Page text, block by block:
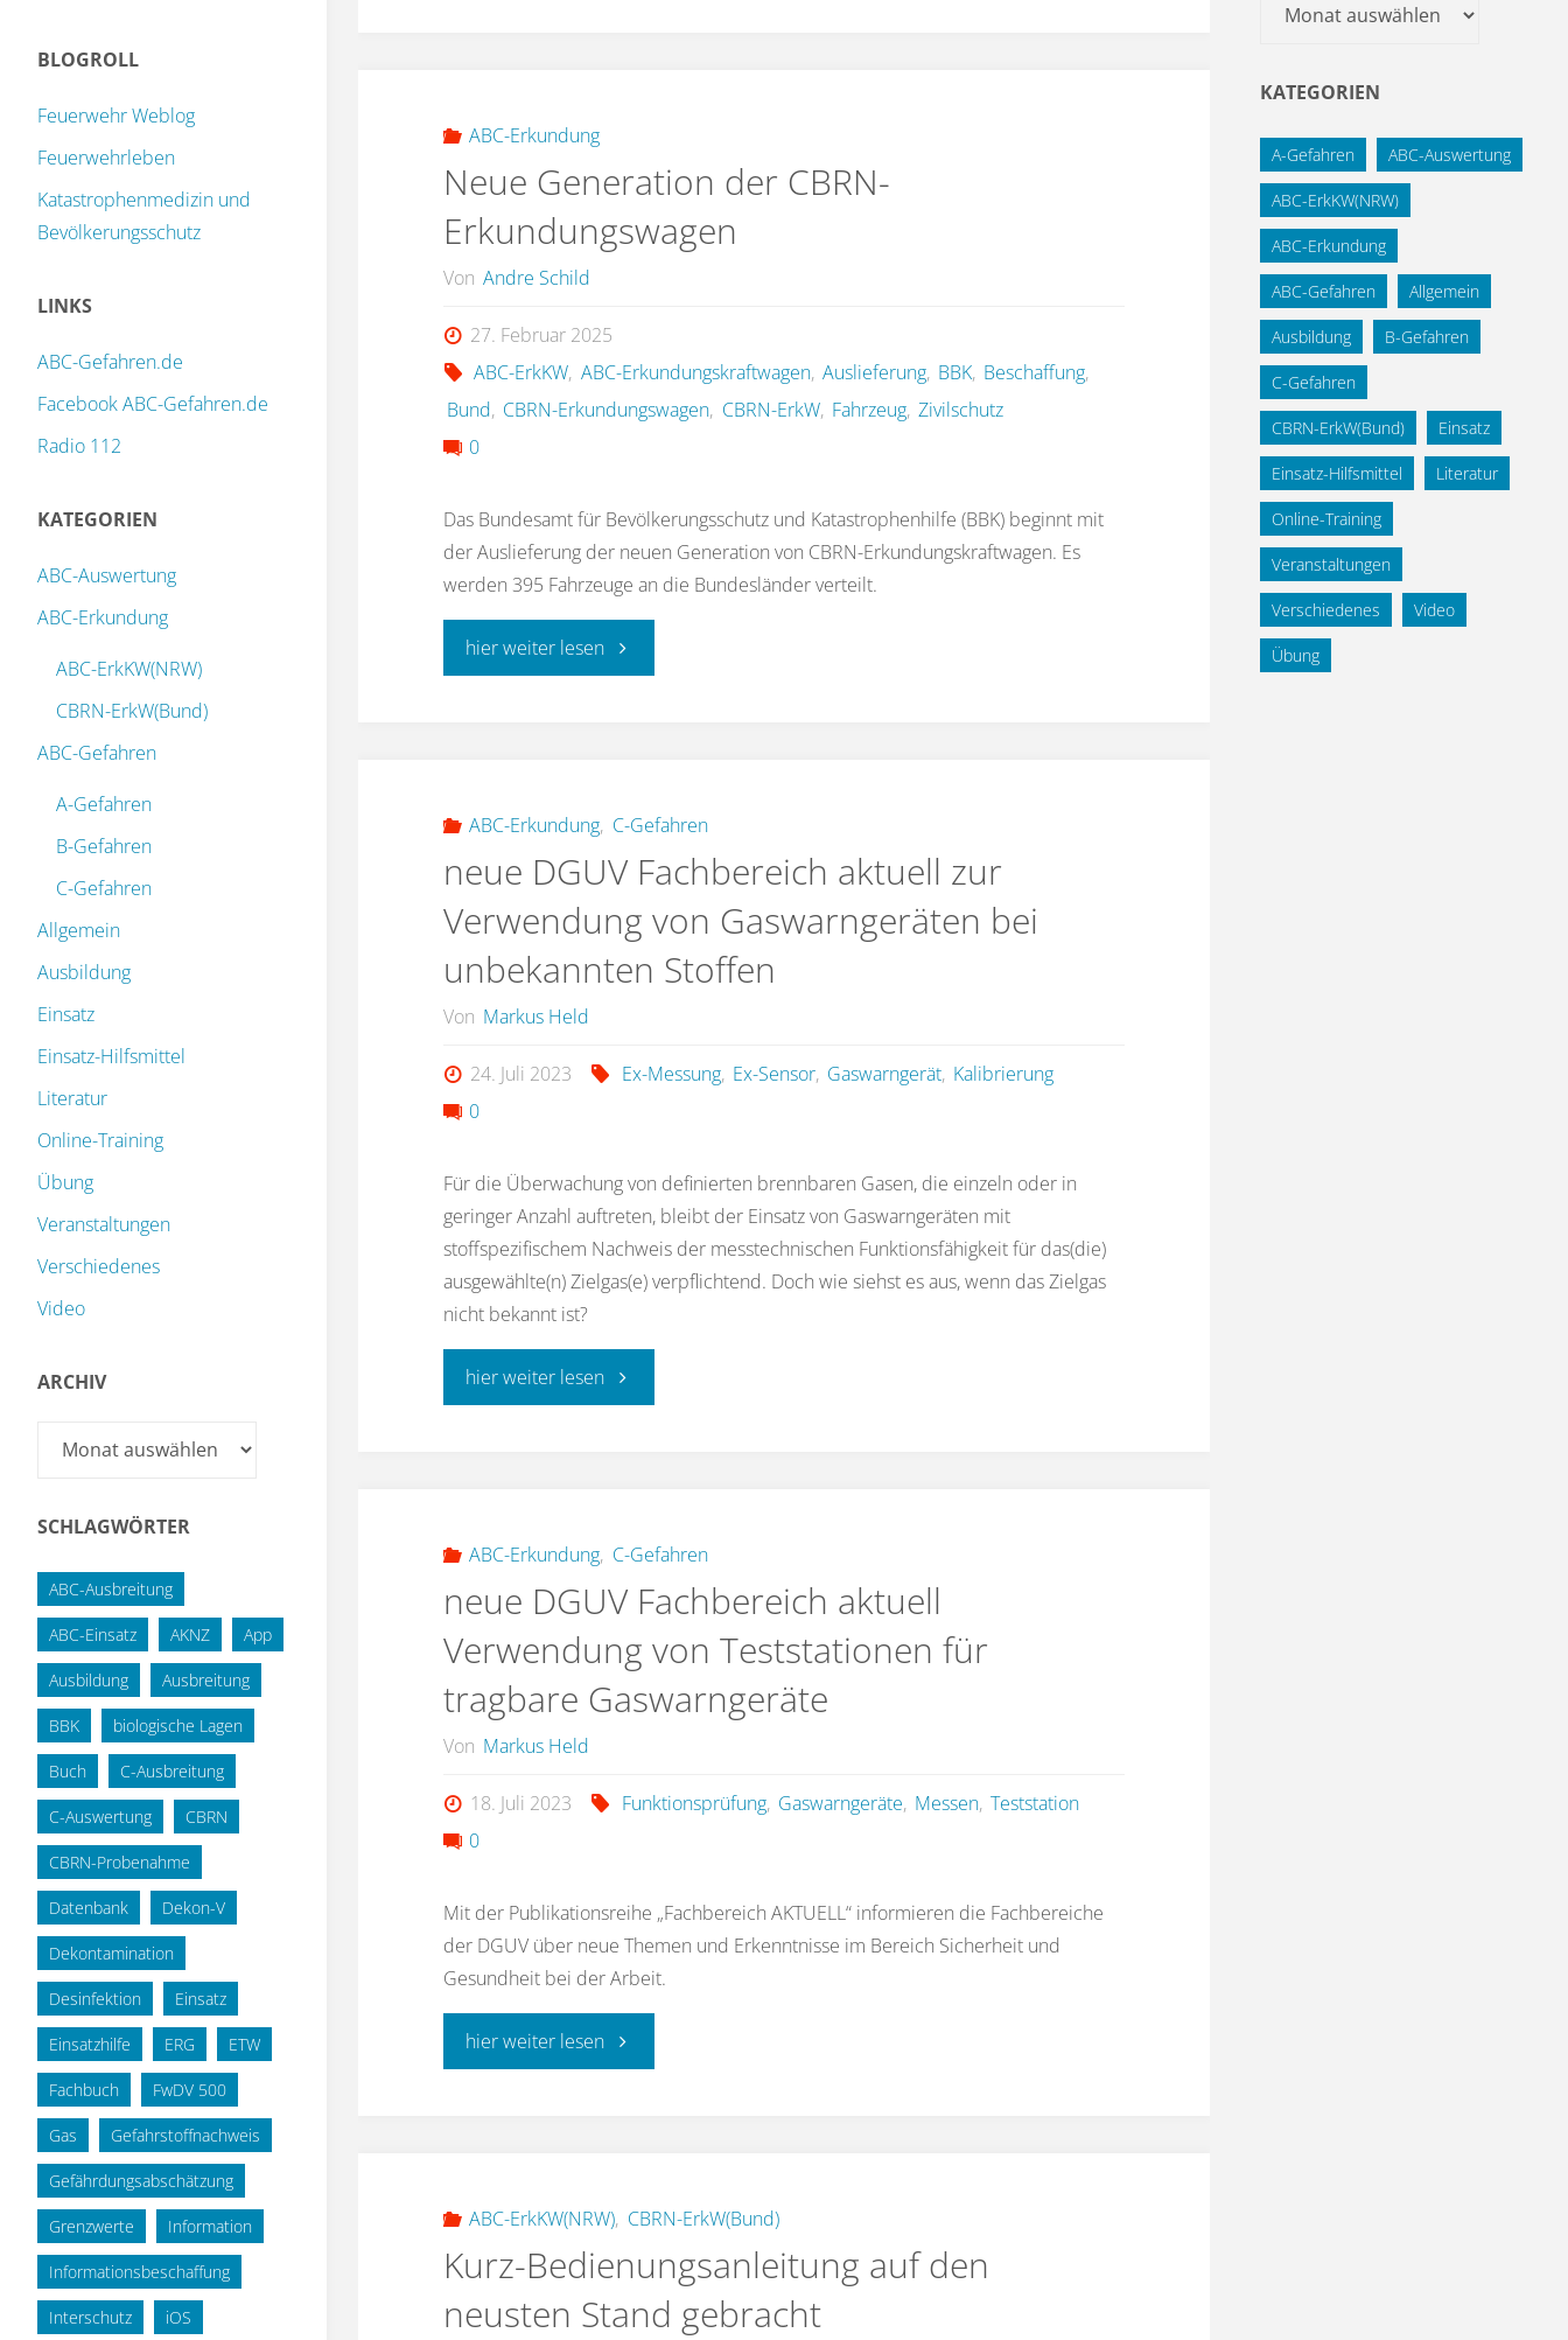
ABC-Erkundung
Neue Generation der CBRN-
Erkundungswagen
Von Andre Schild
27. Februar 2025
ABC-ErkKW, ABC-Erkundungskraftwagen, Auslieferung, BBK, Beschaffung,
Bund, CBRN-Erkundungswagen, CBRN-ErkW, Fahrzeug, Zivilschutz
0
Das Bundesamt für Bevölkerungsschutz und Katastrophenhilfe (BBK) beginnt mit
der Auslieferung der neuen Generation von CBRN-Erkundungskraftwagen. Es
werden 395 Fahrzeuge an die Bundesländer verteilt.
hier weiter lesen"Neue
CBRN-
Erkundungswagen"
ABC-Erkundung, C-Gefahren
neue DGUV Fachbereich aktuell zur
Verwendung von Gaswarngeräten bei
unbekannten Stoffen
Von Markus Held
24. Juli 2023 Ex-Messung, Ex-Sensor, Gaswarngerät, Kalibrierung
0
Für die Überwachung von definierten brennbaren Gasen, die einzeln oder in
geringer Anzahl auftreten, bleibt der Einsatz von Gaswarngeräten mit
stoffspezifischem Nachweis der messtechnischen Funktionsfähigkeit für das(die)
ausgewählte(n) Zielgas(e) verpflichtend. Doch wie siehst es aus, wenn das Zielgas
nicht bekannt ist?
hier weiter lesen"neue
aktuell
zur
Verwendung
von
Stoffen"
ABC-Erkundung, C-Gefahren
neue DGUV Fachbereich aktuell
Verwendung von Teststationen für
tragbare Gaswarngeräte
Von Markus Held
18. Juli 2023 Funktionsprüfung, Gaswarngeräte, Messen, Teststation
0
Mit der Publikationsreihe „Fachbereich AKTUELL“ informieren die Fachbereiche
der DGUV über neue Themen und Erkenntnisse im Bereich Sicherheit und
Gesundheit bei der Arbeit.
hier weiter lesen"neue
aktuell
Verwendung
von
ABC-ErkKW(NRW), CBRN-ErkW(Bund)
Kurz-Bedienungsanleitung auf den
neusten Stand gebracht
BLOGROLL
Feuerwehr Weblog
Feuerwehrleben
Katastrophenmedizin und
Bevölkerungsschutz
LINKS
ABC-Gefahren.de
Facebook ABC-Gefahren.de
Radio 112
KATEGORIEN
ABC-Auswertung
ABC-Erkundung
ABC-ErkKW(NRW)
CBRN-ErkW(Bund)
ABC-Gefahren
A-Gefahren
B-Gefahren
C-Gefahren
Allgemein
Ausbildung
Einsatz
Einsatz-Hilfsmittel
Literatur
Online-Training
Übung
Veranstaltungen
Verschiedenes
Video
ARCHIV
Archiv
SCHLAGWÖRTER
ABC-Ausbreitung
ABC-Einsatz AKNZ App
Ausbildung Ausbreitung
BBK biologische Lagen
Buch C-Ausbreitung
C-Auswertung CBRN
CBRN-Probenahme
Datenbank Dekon-V
Dekontamination
Desinfektion Einsatz
Einsatzhilfe ERG ETW
Fachbuch FwDV 500
Gas Gefahrstoffnachweis
Gefährdungsabschätzung
Grenzwerte Information
Informationsbeschaffung
Interschutz iOS
KATEGORIEN
A-Gefahren ABC-Auswertung
ABC-ErkKW(NRW)
ABC-Erkundung
ABC-Gefahren Allgemein
Ausbildung B-Gefahren
C-Gefahren
CBRN-ErkW(Bund) Einsatz
Einsatz-Hilfsmittel Literatur
Online-Training
Veranstaltungen
Verschiedenes Video
Übung